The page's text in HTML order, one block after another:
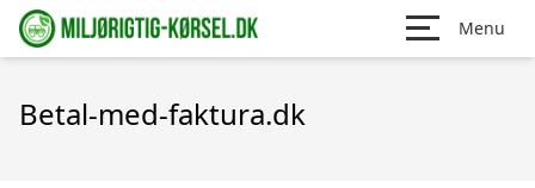
Menu
Betal-med-faktura.dk